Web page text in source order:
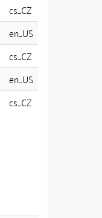
cs_CZ
en_US
cs_CZ
en_US
cs_CZ